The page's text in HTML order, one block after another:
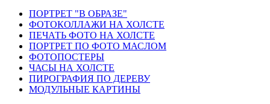
ПОРТРЕТ "В ОБРАЗЕ"
ФОТОКОЛЛАЖИ НА ХОЛСТЕ
ПЕЧАТЬ ФОТО НА ХОЛСТЕ
ПОРТРЕТ ПО ФОТО МАСЛОМ
ФОТОПОСТЕРЫ
ЧАСЫ НА ХОЛСТЕ
ПИРОГРАФИЯ ПО ДЕРЕВУ
МОДУЛЬНЫЕ КАРТИНЫ